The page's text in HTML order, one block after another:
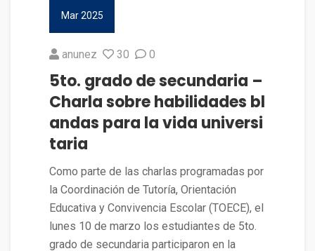
Mar 2025
anunez 30 0
5to. grado de secundaria –
Charla sobre habilidades bl
andas para la vida universi
taria
Como parte de las charlas programadas por
la Coordinación de Tutoría, Orientación
Educativa y Convivencia Escolar (TOECE), el
lunes 10 de marzo los estudiantes de 5to.
grado de secundaria participaron en la